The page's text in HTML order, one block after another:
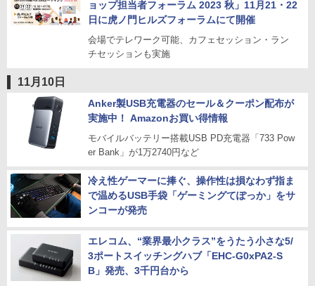
ョップ担当者フォーラム 2023 秋」11月21・22
日に虎ノ門ヒルズフォーラムにて開催
会場でテレワーク可能、カフェセッション・ラン
チセッションも実施
11月10日
Anker製USB充電器のセール＆クーポン配布が
実施中！ Amazonお買い得情報
モバイルバッテリー搭載USB PD充電器「733 Pow
er Bank」が1万2740円など
冷え性ゲーマーに捧ぐ、操作性は損なわず指ま
で温めるUSB手袋「ゲーミングてぽっか」をサ
ンコーが発売
エレコム、“業界最小クラス”をうたう小さな5/
3ポートスイッチングハブ「EHC-G0xPA2-S
B」発売、3千円台から